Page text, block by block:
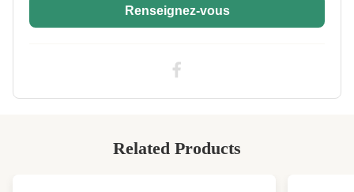
pêche à la lance
2 mm de caoutchouc polychloroprène SBR
Renseignez-vous
Related Products